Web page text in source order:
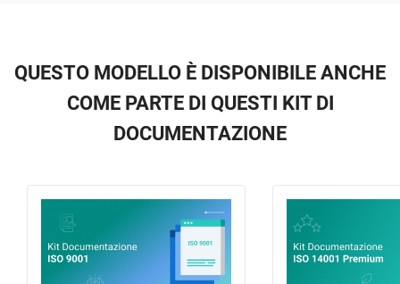
QUESTO MODELLO È DISPONIBILE ANCHE
COME PARTE DI QUESTI KIT DI
DOCUMENTAZIONE